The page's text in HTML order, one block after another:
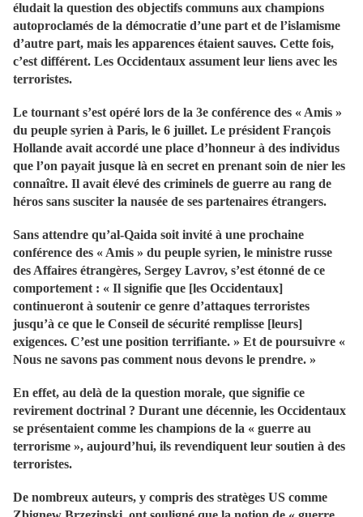
éludait la question des objectifs communs aux champions
autoproclamés de la démocratie d’une part et de l’islamisme
d’autre part, mais les apparences étaient sauves. Cette fois,
c’est différent. Les Occidentaux assument leur liens avec les
terroristes.
Le tournant s’est opéré lors de la 3e conférence des « Amis »
du peuple syrien à Paris, le 6 juillet. Le président François
Hollande avait accordé une place d’honneur à des individus
que l’on payait jusque là en secret en prenant soin de nier les
connaître. Il avait élevé des criminels de guerre au rang de
héros sans susciter la nausée de ses partenaires étrangers.
Sans attendre qu’al-Qaida soit invité à une prochaine
conférence des « Amis » du peuple syrien, le ministre russe
des Affaires étrangères, Sergey Lavrov, s’est étonné de ce
comportement : « Il signifie que [les Occidentaux]
continueront à soutenir ce genre d’attaques terroristes
jusqu’à ce que le Conseil de sécurité remplisse [leurs]
exigences. C’est une position terrifiante. » Et de poursuivre «
Nous ne savons pas comment nous devons le prendre. »
En effet, au delà de la question morale, que signifie ce
revirement doctrinal ? Durant une décennie, les Occidentaux
se présentaient comme les champions de la « guerre au
terrorisme », aujourd’hui, ils revendiquent leur soutien à des
terroristes.
De nombreux auteurs, y compris des stratèges US comme